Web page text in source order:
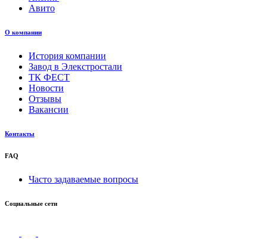
Авито
О компании
История компании
Завод в Элекстростали
ТК ФЕСТ
Новости
Отзывы
Вакансии
Контакты
FAQ
Часто задаваемые вопросы
Социальные сети